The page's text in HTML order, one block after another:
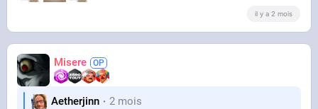
il y a 2 mois
Misere
Aetherjinn 2 mois